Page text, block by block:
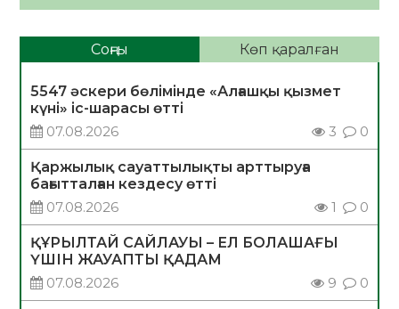
Соңғы Көп қаралған
5547 әскери бөлімінде «Алғашқы қызмет
күні» іс-шарасы өтті
07.08.2026
3 0
Қаржылық сауаттылықты арттыруға
бағытталған кездесу өтті
07.08.2026
1 0
ҚҰРЫЛТАЙ САЙЛАУЫ – ЕЛ БОЛАШАҒЫ
ҮШІН ЖАУАПТЫ ҚАДАМ
07.08.2026
9 0